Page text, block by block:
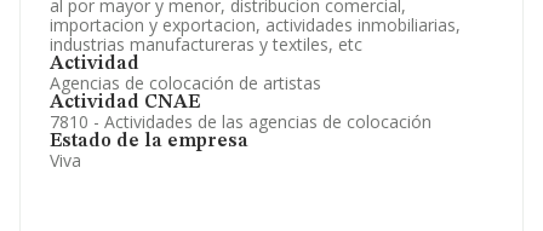
al por mayor y menor, distribucion comercial,
importacion y exportacion, actividades inmobiliarias,
industrias manufactureras y textiles, etc
Actividad
Agencias de colocación de artistas
Actividad CNAE
7810 - Actividades de las agencias de colocación
Estado de la empresa
Viva